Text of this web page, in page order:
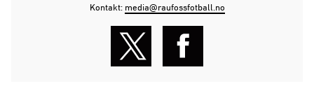
Kontakt: media@raufossfotball.no